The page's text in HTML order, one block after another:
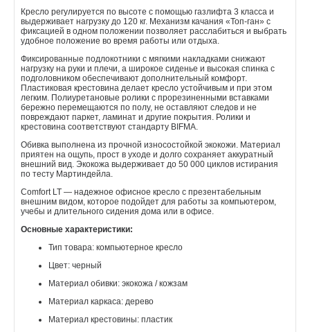
Кресло регулируется по высоте с помощью газлифта 3 класса и
выдерживает нагрузку до 120 кг. Механизм качания «Топ-ган» с
фиксацией в одном положении позволяет расслабиться и выбрать
удобное положение во время работы или отдыха.
Фиксированные подлокотники с мягкими накладками снижают
нагрузку на руки и плечи, а широкое сиденье и высокая спинка с
подголовником обеспечивают дополнительный комфорт.
Пластиковая крестовина делает кресло устойчивым и при этом
легким. Полиуретановые ролики с прорезиненными вставками
бережно перемещаются по полу, не оставляют следов и не
повреждают паркет, ламинат и другие покрытия. Ролики и
крестовина соответствуют стандарту BIFMA.
Обивка выполнена из прочной износостойкой экокожи. Материал
приятен на ощупь, прост в уходе и долго сохраняет аккуратный
внешний вид. Экокожа выдерживает до 50 000 циклов истирания
по тесту Мартиндейла.
Comfort LT — надежное офисное кресло с презентабельным
внешним видом, которое подойдет для работы за компьютером,
учебы и длительного сидения дома или в офисе.
Основные характеристики:
Тип товара: компьютерное кресло
Цвет: черный
Материал обивки: экокожа / кожзам
Материал каркаса: дерево
Материал крестовины: пластик